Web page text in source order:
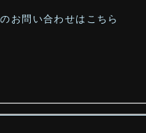
お問い合わせはこちら